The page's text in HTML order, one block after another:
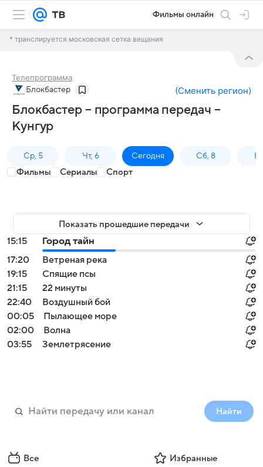
Фильмы онлайн
* транслируется московская сетка вещания
Телепрограмма
Блокбастер (Сменить регион)
Блокбастер – программа передач –
Кунгур
Ср, 5 Чт, 6 Сегодня Сб, 8
Фильмы Сериалы Спорт
Показать прошедшие передачи
15:15
Город тайн
17:20
Ветреная река
19:15
Спящие псы
21:15
22 минуты
22:40
Воздушный бой
00:05
Пылающее море
02:00
Волна
03:55
Землетрясение
Найти
Все Избранные